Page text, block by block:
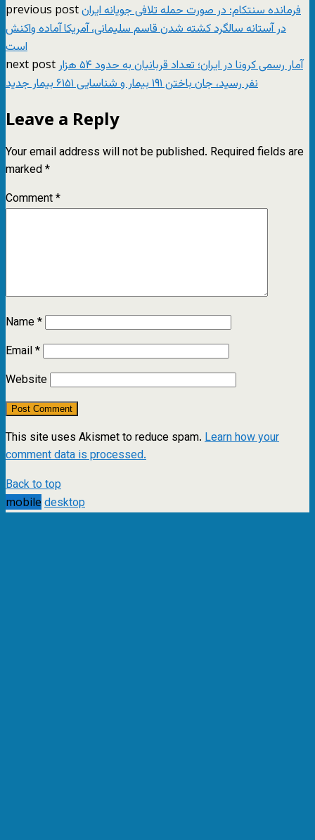
previous postفرمانده سنتکام: در صورت حمله تلافی جویانه ایران
در آستانه سالگرد کشته شدن قاسم سلیمانی، آمریکا آماده واکنش
است
next post آمار رسمی کرونا در ایران؛ تعداد قربانیان به حدود ۵۴ هزار
نفر رسید، جان باختن ۱۹۱ بیمار و شناسایی ۶۱۵۱ بیمار جدید
Leave a Reply
Your email address will not be published. Required fields are
marked*
Comment*
Name*
Email*
Website
This site uses Akismet to reduce spam. Learn how your
comment data is processed.
Back to top
mobile desktop